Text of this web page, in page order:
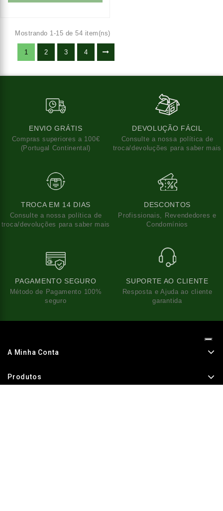
Mostrando 1-15 de 54 item(ns)
1 2 3 4
ENVIO GRÁTIS
Compras superiores a 100€
(Portugal Continental)
DEVOLUÇÃO FÁCIL
Consulte a nossa política de
troca/devoluções para saber mais
TROCA EM 14 DIAS
Consulte a nossa política de
troca/devoluções para saber mais
DESCONTOS
Profissionais, Revendedores e
Condomínios
PAGAMENTO SEGURO
Método de Pagamento 100%
seguro
SUPORTE AO CLIENTE
Resposta e Ajuda ao cliente
garantida
A Minha Conta
Produtos